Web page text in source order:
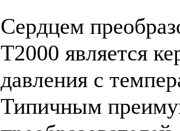
Сердцем
T2000 является
давления с
Типичным